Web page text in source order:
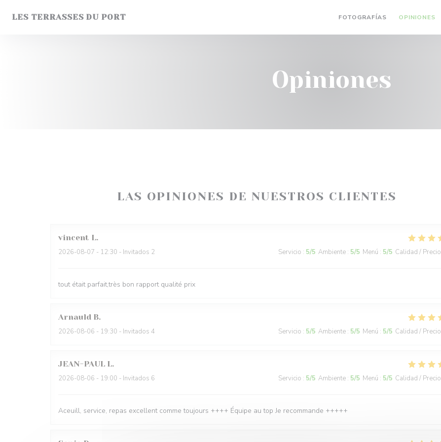
LES TERRASSES DU PORT FOTOGRAFÍAS OPINIONES
Opiniones
LAS OPINIONES DE NUESTROS CLIENTES
vincent L
2026-08-07 - 12:30 - Invitados 2 Servicio : 5/5 Ambiente : 5/5 Menú : 5/5 Calidad / Precio
tout était parfait,très bon rapport qualité prix
Arnauld B
2026-08-06 - 19:30 - Invitados 4 Servicio : 5/5 Ambiente : 5/5 Menú : 5/5 Calidad / Precio
JEAN-PAUL L
2026-08-06 - 19:00 - Invitados 6 Servicio : 5/5 Ambiente : 5/5 Menú : 5/5 Calidad / Precio
Aceuill, service, repas excellent comme toujours ++++ Équipe au top Je recommande +++++